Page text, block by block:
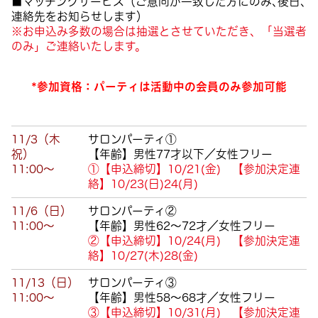
連絡先をお知らせします）
※お申込み多数の場合は抽選とさせていただき、「当選者
のみ」ご連絡いたします。
*参加資格：パーティは活動中の会員のみ参加可能
11/3（木
祝）
11:00～
サロンパーティ①
【年齢】男性77才以下／女性フリー
①【申込締切】10/21(金) 【参加決定連
絡】10/23(日)24(月)
11/6（日）
11:00～
サロンパーティ②
【年齢】男性62～72才／女性フリー
②【申込締切】10/24(月) 【参加決定連
絡】10/27(木)28(金)
11/13（日）
11:00～
サロンパーティ③
【年齢】男性58～68才／女性フリー
③【申込締切】10/31(月) 【参加決定連